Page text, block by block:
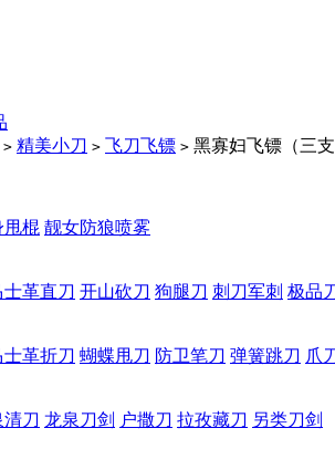
> 精美小刀 > 飞刀飞镖 > 黑寡妇飞镖（三
甩棍 靓女防狼喷雾
士革直刀 开山砍刀 狗腿刀 刺刀军刺 极品
士革折刀 蝴蝶甩刀 防卫笔刀 弹簧跳刀 爪
刀 龙泉刀剑 户撒刀 拉孜藏刀 另类刀剑